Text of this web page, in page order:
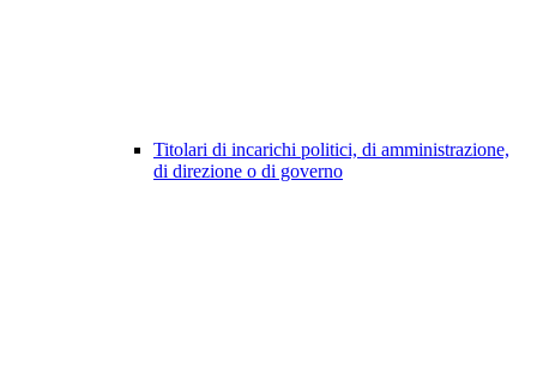
Titolari di incarichi politici, di amministrazione,
di direzione o di governo